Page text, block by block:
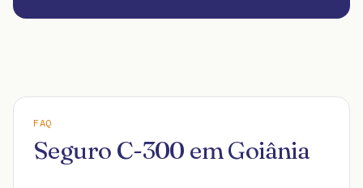
FAQ
Seguro C-300 em Goiânia